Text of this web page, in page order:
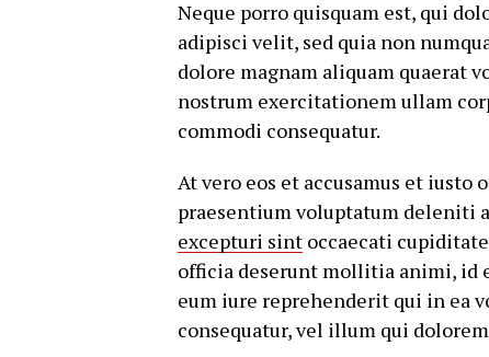
Neque porro quisquam est, qui
adipisci velit, sed quia non
dolore magnam aliquam quaerat
nostrum exercitationem ullam
commodi consequatur.
At vero eos et accusamus et
praesentium voluptatum deleniti
excepturi sint occaecati
officia deserunt mollitia animi, id
eum iure reprehenderit qui in ea
consequatur, vel illum qui